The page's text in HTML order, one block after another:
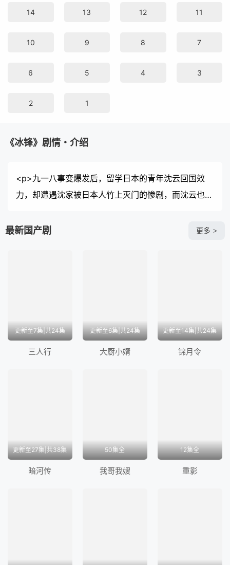
14 13 12 11
10 9 8 7
6 5 4 3
2 1
《冰锋》剧情・介绍
<p>九一八事变爆发后，留学日本的青年沈云回国效
力，却遭遇沈家被日本人竹上灭门的惨剧，而沈云也被
一劫，忍痛和初恋吴楚琳分手，并改名华明翰，加入中
的兰亭舒爱上了华明翰，而华明翰心中却只有吴楚琳。
然而，当吴楚琳再次出现认出他就是昔日恋人沈云时，
为了大义，他只能再一次推开吴楚琳。直到吴楚琳被日
最新国产剧 更多 >
更新至7集|共24集
三人行
更新至6集|共24集
大厨小婿
更新至14集|共24集
锦月令
更新至27集|共38集
暗河传
50集全
我哥我嫂
12集全
重影